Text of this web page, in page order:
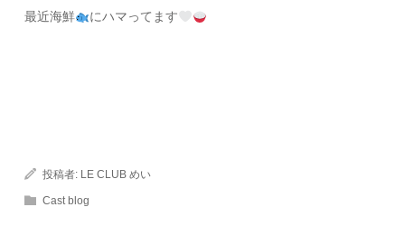
最近海鮮 にハマってます
投稿者: LE CLUB めい
Cast blog